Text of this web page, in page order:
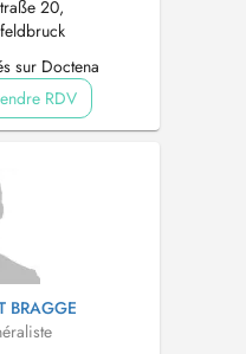
20,
sur Doctena
RDV
BRAGGE